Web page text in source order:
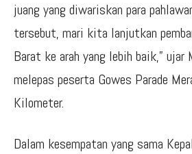
juang yang diwariskan para
tersebut, mari kita lanjutkan
Barat ke arah yang lebih baik,” ujar
melepas peserta Gowes Parade
Kilometer.
Dalam kesempatan yang sama